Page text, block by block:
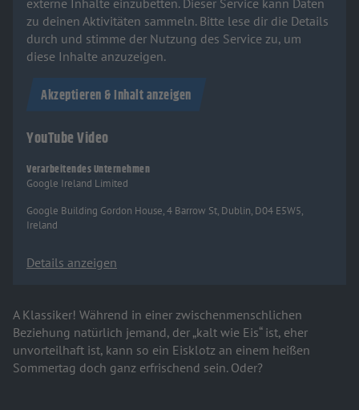
zu deinen Aktivitäten sammeln. Bitte lese dir die Details
durch und stimme der Nutzung des Service zu, um
diese Inhalte anzuzeigen.
Akzeptieren & Inhalt anzeigen
YouTube Video
Verarbeitendes Unternehmen
Google Ireland Limited
Google Building Gordon House, 4 Barrow St, Dublin, D04 E5W5,
Ireland
Details anzeigen
A Klassiker! Während in einer zwischenmenschlichen
Beziehung natürlich jemand, der „kalt wie Eis“ ist, eher
unvorteilhaft ist, kann so ein Eisklotz an einem heißen
Sommertag doch ganz erfrischend sein. Oder?